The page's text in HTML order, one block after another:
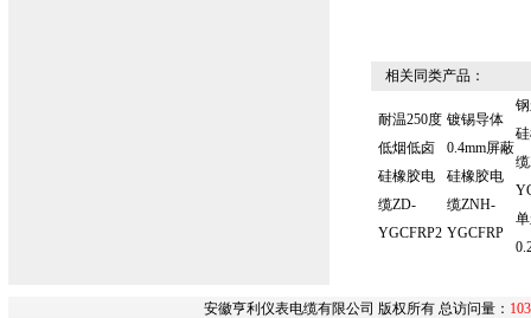
相关同类产品：
耐温250度
低烟低卤
硅橡胶电
缆ZD-
YGCFRP2
镀锡导体
0.4mm屏蔽
硅橡胶电
缆ZNH-
YGCFRP
安徽亨利仪表电缆有限公司 版权所有 总访问量：